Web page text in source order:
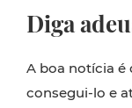
Diga
A boa notícia é
consegui-lo e